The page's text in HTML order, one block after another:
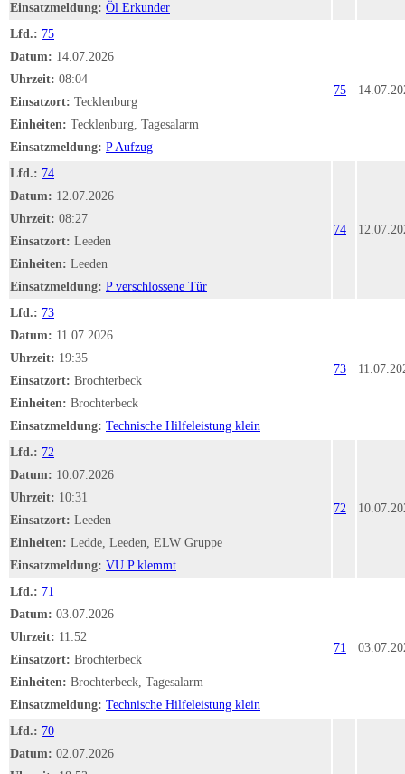
Einsatzmeldung: Öl Erkunder
Lfd.: 75
Datum: 14.07.2026
Uhrzeit: 08:04
Einsatzort: Tecklenburg
Einheiten: Tecklenburg, Tagesalarm
Einsatzmeldung: P Aufzug
75
Lfd.: 74
Datum: 12.07.2026
Uhrzeit: 08:27
Einsatzort: Leeden
Einheiten: Leeden
Einsatzmeldung: P verschlossene Tür
74
Lfd.: 73
Datum: 11.07.2026
Uhrzeit: 19:35
Einsatzort: Brochterbeck
Einheiten: Brochterbeck
Einsatzmeldung: Technische Hilfeleistung klein
73
Lfd.: 72
Datum: 10.07.2026
Uhrzeit: 10:31
Einsatzort: Leeden
Einheiten: Ledde, Leeden, ELW Gruppe
Einsatzmeldung: VU P klemmt
72
Lfd.: 71
Datum: 03.07.2026
Uhrzeit: 11:52
Einsatzort: Brochterbeck
Einheiten: Brochterbeck, Tagesalarm
Einsatzmeldung: Technische Hilfeleistung klein
71
Lfd.: 70
Datum: 02.07.2026